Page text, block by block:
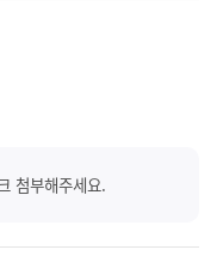
첨부해주세요.